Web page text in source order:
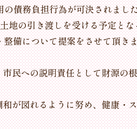
債務負担行為が可決されまし
地の引き渡しを受ける予定と
備について提案をさせて頂き
民への説明責任として財源の
が図れるように努め、健康・